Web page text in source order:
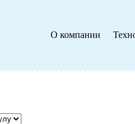
О компании